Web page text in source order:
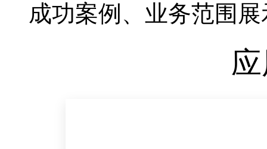
成功案例、业务范围展